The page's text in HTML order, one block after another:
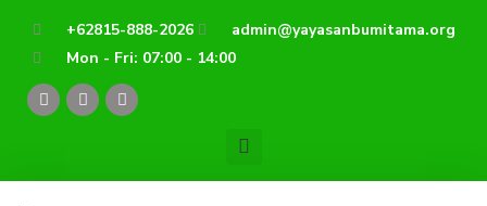
+62815-888-2026
admin@yayasanbumitama.org
Mon - Fri: 07:00 - 14:00
F
a
c
o
Y
o
u
e
I
n
s
r